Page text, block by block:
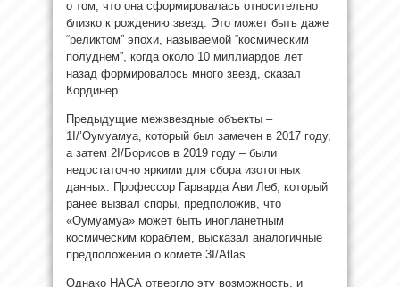
о том, что она сформировалась относительно
близко к рождению звезд. Это может быть даже
“реликтом” эпохи, называемой “космическим
полуднем”, когда около 10 миллиардов лет
назад формировалось много звезд, сказал
Кординер.
Предыдущие межзвездные объекты –
1I/’Оумуамуа, который был замечен в 2017 году,
а затем 2I/Борисов в 2019 году – были
недостаточно яркими для сбора изотопных
данных. Профессор Гарварда Ави Леб, который
ранее вызвал споры, предположив, что
«Оумуамуа» может быть инопланетным
космическим кораблем, высказал аналогичные
предположения о комете 3I/Atlas.
Однако НАСА отвергло эту возможность, и